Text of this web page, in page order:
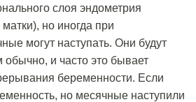
слоя эндометрия
но иногда при
могут наступать. Они будут
и часто это бывает
беременности. Если
но месячные наступили